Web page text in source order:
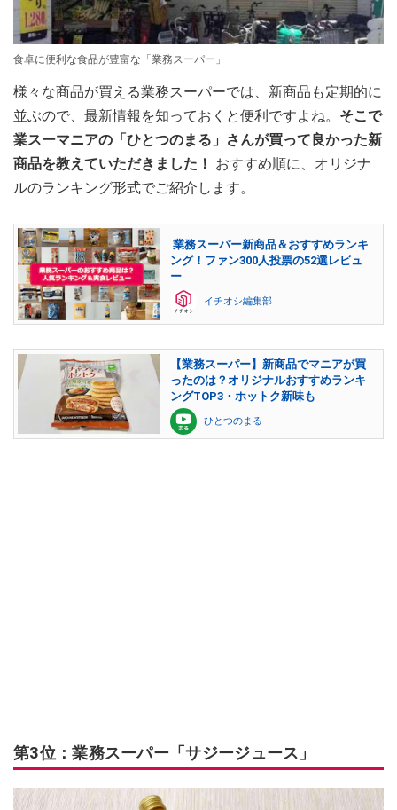
食卓に便利な食品が豊富な「業務スーパー」
様々な商品が買える業務スーパーでは、新商品も定期的に
並ぶので、最新情報を知っておくと便利ですよね。 そこで
業スーマニアの「ひとつのまる」さんが買って良かった新
商品を教えていただきました！ おすすめ順に、オリジナ
ルのランキング形式でご紹介します。
業務スーパー新商品＆おすすめランキ
ング！ファン300人投票の52選レビュ
ー
イチオシ編集部
【業務スーパー】新商品でマニアが買
ったのは？オリジナルおすすめランキ
ングTOP3・ホットク新味も
ひとつのまる
第3位：業務スーパー「サジージュース」